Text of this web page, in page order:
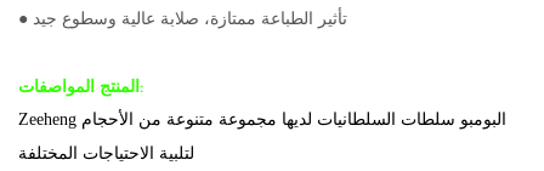
● تأثير الطباعة ممتازة، صلابة عالية وسطوع جيد
المنتج المواصفات:
Zeeheng البومبو سلطات السلطانيات لديها مجموعة متنوعة من الأحجام
لتلبية الاحتياجات المختلفة